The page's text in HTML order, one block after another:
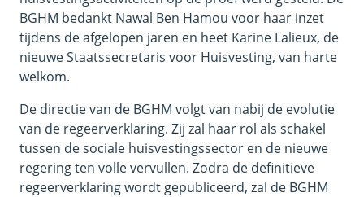
BGHM bedankt Nawal Ben Hamou voor haar inzet
tijdens de afgelopen jaren en heet Karine Lalieux, de
nieuwe Staatssecretaris voor Huisvesting, van harte
welkom.
De directie van de BGHM volgt van nabij de evolutie
van de regeerverklaring. Zij zal haar rol als schakel
tussen de sociale huisvestingssector en de nieuwe
regering ten volle vervullen. Zodra de definitieve
regeerverklaring wordt gepubliceerd, zal de BGHM